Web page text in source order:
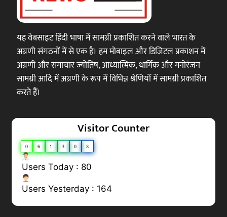
यह वेबसाइट हिंदी भाषा में सामग्री प्रकाशित करने वाले भारत के
अग्रणी संगठनों में से एक है। हम मोबाइल और डिजिटल प्रकाशन में
अग्रणी और समाचार ज्योतिष, आध्यात्मिक, धार्मिक और मनोरंजन
सामग्री आदि में अग्रणी के रूप में विभिन्न श्रेणियों में सामग्री प्रकाशित
करते हैं।
Visitor Counter
0 6 1 3 0 3
Users Today : 80
Users Yesterday : 164